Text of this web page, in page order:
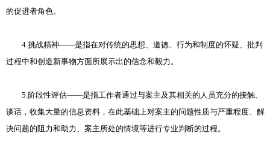
的促进者角色。
4.挑战精神——是指在对传统的思想、道德、行为和制度的怀疑、批判
过程中和创造新事物方面所展示出的信念和毅力。
5.阶段性评估——是指工作者通过与案主及其相关的人员充分的接触、
谈话，收集大量的信息资料，在此基础上对案主的问题性质与严重程度、解
决问题的阻力和助力、案主所处的情境等进行专业判断的过程。